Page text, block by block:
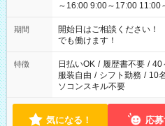
～16:00 9:00～17:00 11:00～
の場合、他のお仕事と合わ
せん ※法令に基づき、週20
象となります ※労働者派遣
り、短時間・短期間の就業
期間
開始日はご相談ください
でも働けます！
特徴 日払いOK / 履歴書不要 / 40
服装自由 / シフト勤務 / 10
ソコンスキル不要
気になる！ 応